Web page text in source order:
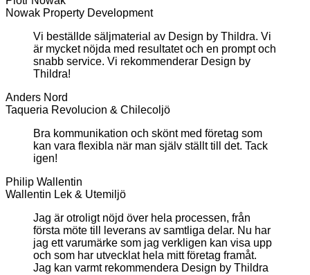
Nowak Property Development
Vi beställde säljmaterial av Design by Thildra. Vi
är mycket nöjda med resultatet och en prompt och
snabb service. Vi rekommenderar Design by
Thildra!
Anders Nord
Taqueria Revolucion & Chilecoljö
Bra kommunikation och skönt med företag som
kan vara flexibla när man själv ställt till det. Tack
igen!
Philip Wallentin
Wallentin Lek & Utemiljö
Jag är otroligt nöjd över hela processen, från
första möte till leverans av samtliga delar. Nu har
jag ett varumärke som jag verkligen kan visa upp
och som har utvecklat hela mitt företag framåt.
Jag kan varmt rekommendera Design by Thildra